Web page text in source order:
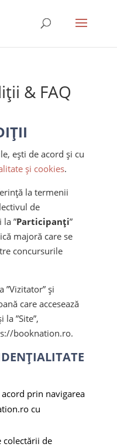
& FAQ
ești de acord și cu
și cookies.
la termenii
de
”Participanți”
majoră care se
concursurile
”Vizitator” și
care accesează
”Site”,
booknation.ro.
prin navigarea
cu
colectării de